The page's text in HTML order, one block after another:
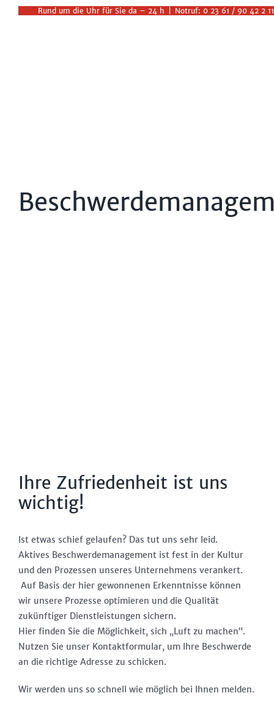
Rund um die Uhr für Sie da – 24 h Notruf: 0 23 61 / 90 42 2 11
Ihre Zufriedenheit ist uns
wichtig!
Ist etwas schief gelaufen? Das tut uns sehr leid.
Aktives Beschwerdemanagement ist fest in der Kultur
und den Prozessen unseres Unternehmens verankert.
Auf Basis der hier gewonnenen Erkenntnisse können
wir unsere Prozesse optimieren und die Qualität
zukünftiger Dienstleistungen sichern.
Hier finden Sie die Möglichkeit, sich „Luft zu machen“.
Nutzen Sie unser Kontaktformular, um Ihre Beschwerde
an die richtige Adresse zu schicken.
Wir werden uns so schnell wie möglich bei Ihnen melden.